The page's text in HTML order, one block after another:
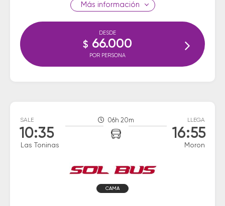
información
DESDE
$ 66.000
POR PERSONA
SALE
10:35
Las Toninas
06h 20m LLEGA
16:55
Moron
CAMA